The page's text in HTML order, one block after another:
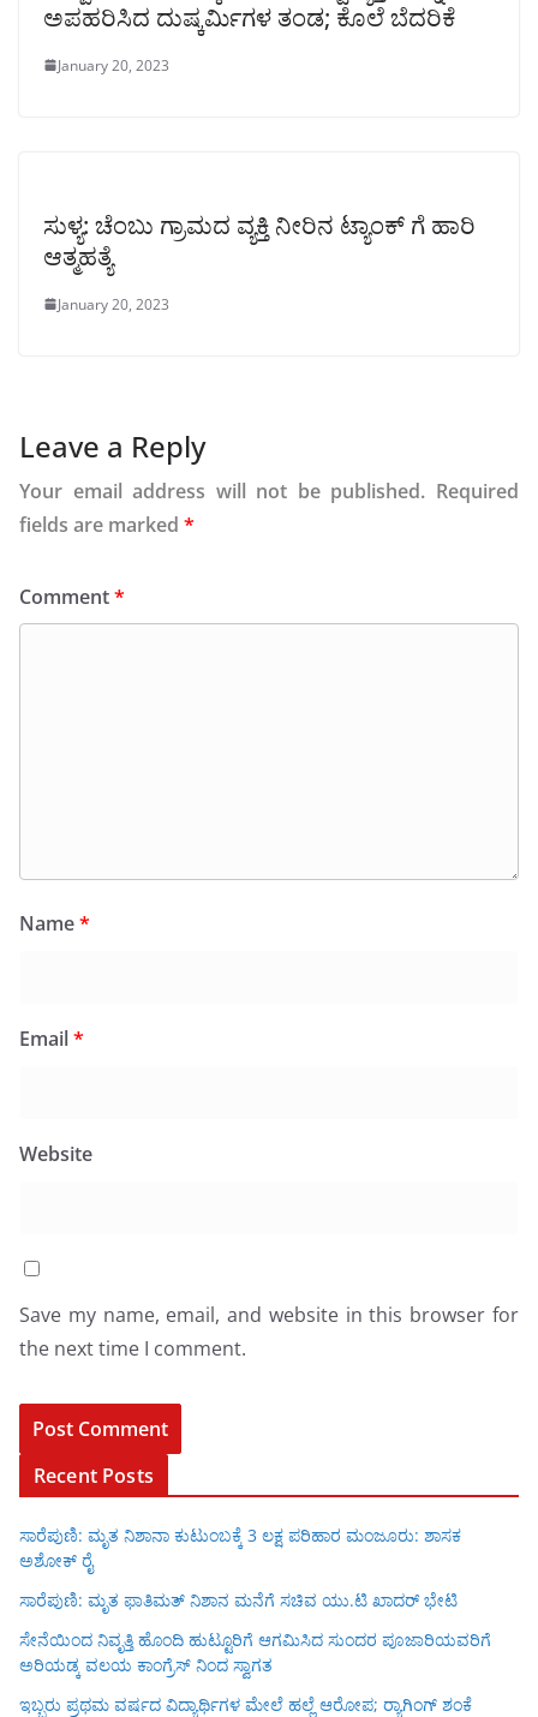
ಅಪಹರಿಸಿದ ದುಷ್ಕರ್ಮಿಗಳ ತಂಡ; ಕೊಲೆ ಬೆದರಿಕೆ
January 20, 2023
ಸುಳ್ಯ: ಚೆಂಬು ಗ್ರಾಮದ ವ್ಯಕ್ತಿ ನೀರಿನ ಟ್ಯಾಂಕ್ ಗೆ ಹಾರಿ
ಆತ್ಮಹತ್ಯೆ
January 20, 2023
Leave a Reply
Your email address will not be published. Required
fields are marked *
Comment*
Name*
Email*
Website
Save my name, email, and website in this browser for
the next time I comment.
Recent Posts
ಸಾರೆಪುಣಿ: ಮೃತ ನಿಶಾನಾ ಕುಟುಂಬಕ್ಕೆ 3 ಲಕ್ಷ ಪರಿಹಾರ ಮಂಜೂರು: ಶಾಸಕ
ಅಶೋಕ್ ರೈ
ಸಾರೆಪುಣಿ: ಮೃತ ಫಾತಿಮತ್ ನಿಶಾನ ಮನೆಗೆ ಸಚಿವ ಯು.ಟಿ ಖಾದರ್ ಭೇಟಿ
ಸೇನೆಯಿಂದ ನಿವೃತ್ತಿ ಹೊಂದಿ ಹುಟ್ಟೂರಿಗೆ ಆಗಮಿಸಿದ ಸುಂದರ ಪೂಜಾರಿಯವರಿಗೆ
ಅರಿಯಡ್ಕ ವಲಯ ಕಾಂಗ್ರೆಸ್ ನಿಂದ ಸ್ವಾಗತ
ಇಬ್ಬರು ಪ್ರಥಮ ವರ್ಷದ ವಿದ್ಯಾರ್ಥಿಗಳ ಮೇಲೆ ಹಲ್ಲೆ ಆರೋಪ; ರ‍್ಯಾಗಿಂಗ್ ಶಂಕೆ